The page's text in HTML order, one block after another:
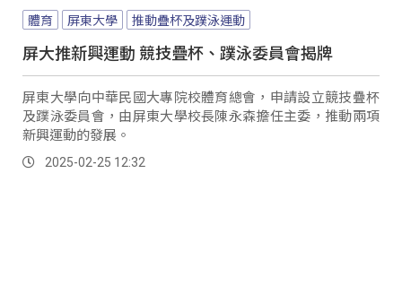
體育 屏東大學 推動疊杯及蹼泳運動
屏大推新興運動 競技疊杯、蹼泳委員會揭牌
屏東大學向中華民國大專院校體育總會，申請設立競技疊杯
及蹼泳委員會，由屏東大學校長陳永森擔任主委，推動兩項
新興運動的發展。
2025-02-25 12:32